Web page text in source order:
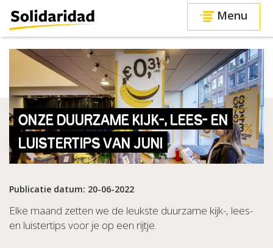
Menu
ONZE DUURZAME KIJK-, LEES- EN
LUISTERTIPS VAN JUNI
Publicatie datum: 20-06-2022
Elke maand zetten we de leukste duurzame kijk-, lees-
en luistertips voor je op een rijtje.